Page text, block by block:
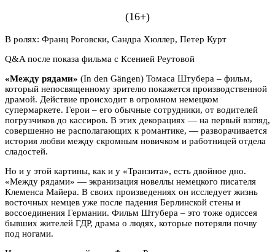
(16+)
В ролях: Франц Роговски, Сандра Хюллер, Петер Курт
Q&A после показа фильма с Ксенией Реутовой
«Между рядами» (In den Gängen) Томаса Штубера – фильм,
который непосвященному зрителю покажется производственной
драмой. Действие происходит в огромном немецком
супермаркете. Герои – его обычные сотрудники, от водителей
погрузчиков до кассиров. В этих декорациях — на первый взгляд,
совершенно не располагающих к романтике, — разворачивается
история любви между скромным новичком и работницей отдела
сладостей.
Но и у этой картины, как и у «Транзита», есть двойное дно.
«Между рядами» — экранизация новеллы немецкого писателя
Клеменса Майера. В своих произведениях он исследует жизнь
восточных немцев уже после падения Берлинской стены и
воссоединения Германии. Фильм Штубера – это тоже одиссея
бывших жителей ГДР, драма о людях, которые потеряли почву
под ногами.